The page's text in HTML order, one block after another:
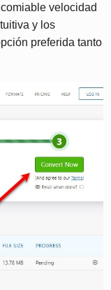
velocidad
y los
preferida tanto